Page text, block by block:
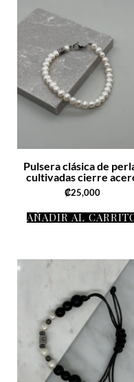
Pulsera clásica de
cultivadas cierre
₡25,000
AÑADIR AL